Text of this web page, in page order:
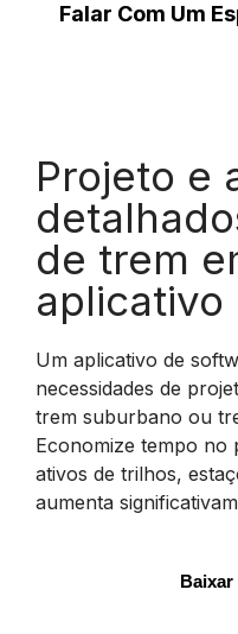
Falar Com Um
Projeto e
de trem
aplicativo
Um aplicativo de
necessidades de
trem suburbano ou
Economize tempo no
ativos de trilhos,
aumenta
Baixar